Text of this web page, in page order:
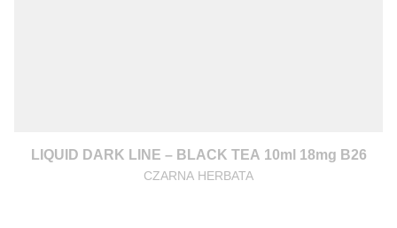
LIQUID DARK LINE – BLACK TEA 10ml 18mg B26
CZARNA HERBATA